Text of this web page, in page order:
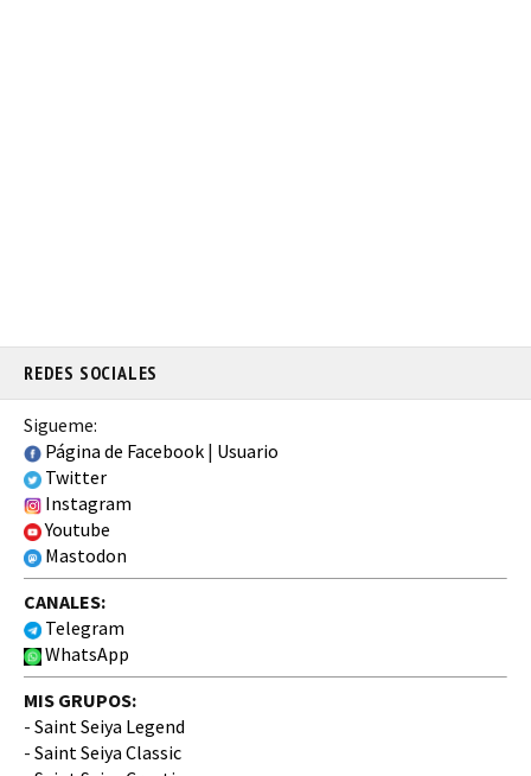
REDES SOCIALES
Sigueme:
Página de Facebook | Usuario
Twitter
Instagram
Youtube
Mastodon
CANALES:
Telegram
WhatsApp
MIS GRUPOS:
- Saint Seiya Legend
- Saint Seiya Classic